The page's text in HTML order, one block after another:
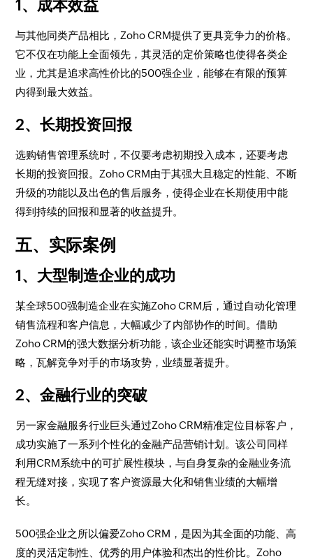
1、成本效益
与其他同类产品相比，Zoho CRM提供了更具竞争力的价格。
它不仅在功能上全面领先，其灵活的定价策略也使得各类企
业，尤其是追求高性价比的500强企业，能够在有限的预算
内得到最大效益。
2、长期投资回报
选购销售管理系统时，不仅要考虑初期投入成本，还要考虑
长期的投资回报。Zoho CRM由于其强大且稳定的性能、不断
升级的功能以及出色的售后服务，使得企业在长期使用中能
得到持续的回报和显著的收益提升。
五、实际案例
1、大型制造企业的成功
某全球500强制造企业在实施Zoho CRM后，通过自动化管理
销售流程和客户信息，大幅减少了内部协作的时间。借助
Zoho CRM的强大数据分析功能，该企业还能实时调整市场策
略，瓦解竞争对手的市场攻势，业绩显著提升。
2、金融行业的突破
另一家金融服务行业巨头通过Zoho CRM精准定位目标客户，
成功实施了一系列个性化的金融产品营销计划。该公司同样
利用CRM系统中的可扩展性模块，与自身复杂的金融业务流
程无缝对接，实现了客户资源最大化和销售业绩的大幅增
长。
500强企业之所以偏爱Zoho CRM，是因为其全面的功能、高
度的灵活定制性、优秀的用户体验和杰出的性价比。Zoho